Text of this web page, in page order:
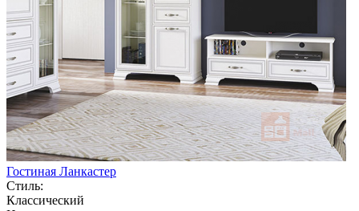
Гостиная Ланкастер
Стиль:
Классический